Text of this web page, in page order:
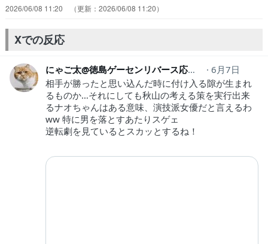
たので、もう一回観た「やられ… 最下位から1位に下剋上きた～！全
ガの持ち掛けに乗るナオの馬鹿正直さ… ドラマも観てるし原作漫画も
ついこの間読ん… ストーリーや先の展開が分かってただから原…
2026/06/08 11:20 2026/06/08 11:20
Xでの反応
にゃご太@徳島ゲーセンリバース応援中！ nya5ta
6月7日
相手が勝ったと思い込んだ時に付け入る隙が生まれ
るものか…それにしても秋山の考える策を実行出来
るナオちゃんはある意味、演技派女優だと言えるわ
ww 特に男を落とすあたりスゲェ
逆転劇を見ているとスカッとするね！